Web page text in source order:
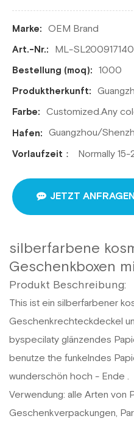
Marke: OEM Brand
Art.-Nr.: ML-
Bestellung (moq): 1000
Produktherkunft:
Farbe: Customized.Any
Hafen: Guangzhou/
Vorlaufzeit： Normally
JETZT ANFRAGEN
silberfarbene
Geschenkboxen
Produkt Beschreibung:
This ist ein silberfarbener
Geschenkrechteckdeckel
byspecilaty glänzendes
benutze the funkelndes
wunderschön hoch - Ende .
Verwendung: alle Arten von
Geschenkverpackungen,